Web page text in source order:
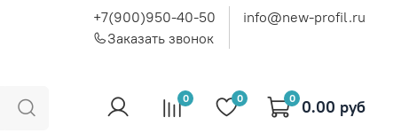
+7(900)950-40-50
Заказать звонок
info@new-profil.ru
0 0 0 0.00 руб